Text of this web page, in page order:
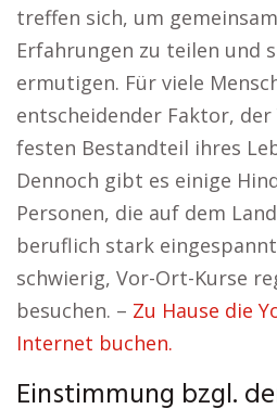
treffen sich, um
Erfahrungen zu teilen und
ermutigen. Für viele
entscheidender Faktor, der
festen Bestandteil ihres
Dennoch gibt es einige
Personen, die auf dem
beruflich stark
schwierig, Vor-Ort-Kurse
besuchen. – Zu Hause die
Internet buchen.
Einstimmung bzgl.